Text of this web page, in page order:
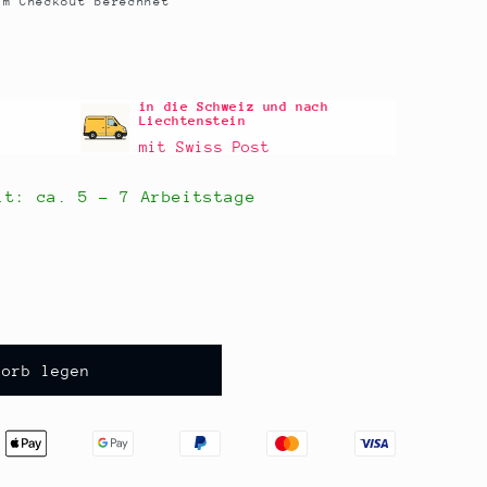
in die Schweiz und nach
Liechtenstein
mit Swiss Post
ca. 5 - 7 Arbeitstage
legen